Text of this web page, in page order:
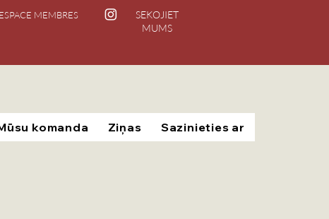
ESPACE MEMBRES
SEKOJIET
MUMS
komanda Ziņas Sazinieties ar